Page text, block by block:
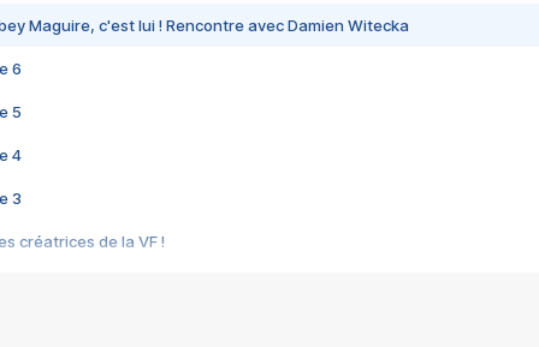
Maguire, c'est lui ! Rencontre avec Damien Witecka
6
5
4
3
créatrices de la VF !